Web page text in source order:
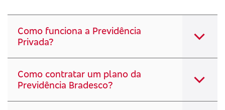
Como funciona a Previdência
Privada?
Como contratar um plano da
Previdência Bradesco?